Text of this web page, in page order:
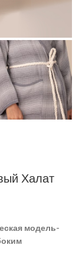
Халат
модель-